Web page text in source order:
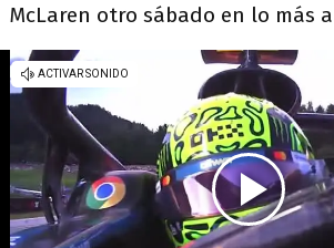
McLaren otro sábado en lo más